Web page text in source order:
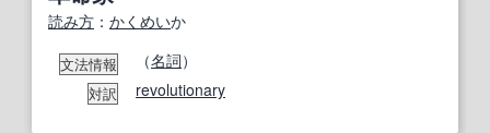
読み方 ： かくめいか
文法情報 （名詞）
対訳 revolutionary